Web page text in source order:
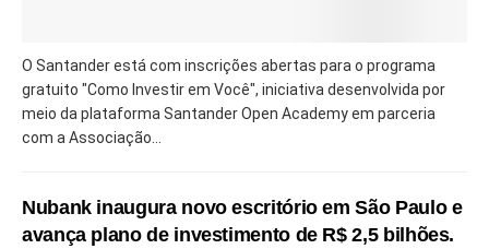
O Santander está com inscrições abertas para o programa
gratuito "Como Investir em Você", iniciativa desenvolvida por
meio da plataforma Santander Open Academy em parceria
com a Associação...
Nubank inaugura novo escritório em São Paulo e
avança plano de investimento de R$ 2,5 bilhões.